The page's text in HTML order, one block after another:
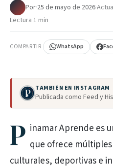
Por·25 de mayo de 2026·
Lectura 1 min
COMPARTIR WhatsApp
TAMBIÉN EN INSTAGRAM
Publicada como Feed y
P inamar Aprende es
que ofrece
culturales, deportivas e